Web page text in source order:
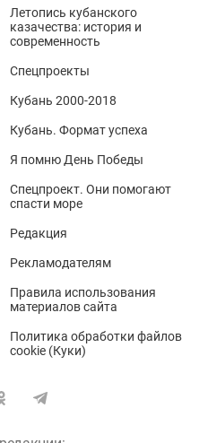
Летопись кубанского
казачества: история и
современность
Спецпроекты
Кубань 2000-2018
Кубань. Формат успеха
Я помню День Победы
Спецпроект. Они помогают
спасти море
Редакция
Рекламодателям
Правила использования
материалов сайта
Политика обработки файлов
cookie (Куки)